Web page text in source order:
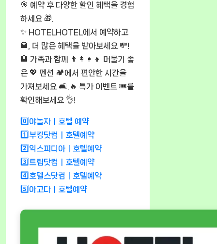
🎯 예약 후 다양한 할인 혜택을 경험
하세요 🎁.
✨ HOTELHOTEL에서 예약하고
🏩, 더 많은 혜택을 받아보세요 💸!
🏨 가족과 함께 👨‍👩‍👧‍👦 머물기 좋
은 💖 펜션 🏕️에서 편안한 시간을
가져보세요 🛋️.🔥 특가 이벤트 🎟️를
확인해보세요 👌!
0️⃣야놀자ㅣ호텔 예약
1️⃣부킹닷컴ㅣ호텔예약
2️⃣익스피디아ㅣ호텔예약
3️⃣트립닷컴ㅣ호텔예약
4️⃣호텔스닷컴ㅣ호텔예약
5️⃣아고다ㅣ호텔예약